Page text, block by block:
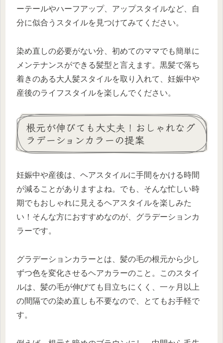
ーテールやハーフアップ、アップスタイルなど、自
分に似合うスタイルを見つけてみてください。
染め直しの必要がない分、初めてのママでも簡単に
メンテナンスができる髪型と言えます。黒髪で落ち
着きのある大人髪スタイルを取り入れて、妊娠中や
産後のライフスタイルを楽しんでください。
根元が伸びても大丈夫！おしゃれなグ
ラデーションカラーの提案
妊娠中や産後は、ヘアスタイルに手間をかける時間
が減ることがありますよね。でも、そんな忙しい時
期でもおしゃれに見えるヘアスタイルを楽しみた
い！そんな方におすすめなのが、グラデーションカ
ラーです。
グラデーションカラーとは、髪の毛の根元から少し
ずつ色を変化させるヘアカラーのこと。このスタイ
ルは、髪の毛が伸びても目立ちにくく、一ヶ月以上
の間隔での染め直しも不要なので、とてもお手軽で
す。